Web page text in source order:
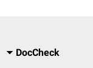
DocCheck